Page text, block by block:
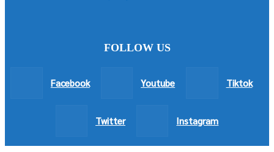
FOLLOW US
Facebook Youtube Tiktok
Twitter Instagram